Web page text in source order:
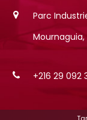
Parc
Mournaguia,
+216 29 092